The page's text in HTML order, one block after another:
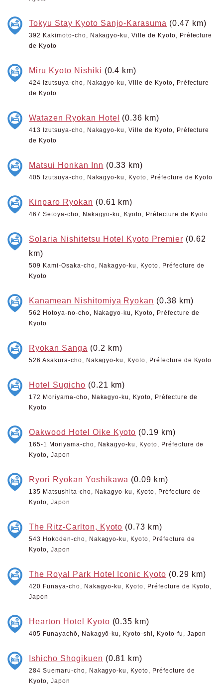
Tokyu Stay Kyoto Sanjo-Karasuma (0.47 km)
392 Kakimoto-cho, Nakagyo-ku, Ville de Kyoto, Préfecture
de Kyoto
Miru Kyoto Nishiki (0.4 km)
424 Izutsuya-cho, Nakagyo-ku, Ville de Kyoto, Préfecture
de Kyoto
Watazen Ryokan Hotel (0.36 km)
413 Izutsuya-cho, Nakagyo-ku, Ville de Kyoto, Préfecture
de Kyoto
Matsui Honkan Inn (0.33 km)
405 Izutsuya-cho, Nakagyo-ku, Kyoto, Préfecture de Kyoto
Kinparo Ryokan (0.61 km)
467 Setoya-cho, Nakagyo-ku, Kyoto, Préfecture de Kyoto
Solaria Nishitetsu Hotel Kyoto Premier (0.62
km)
509 Kami-Osaka-cho, Nakagyo-ku, Kyoto, Préfecture de
Kyoto
Kanamean Nishitomiya Ryokan (0.38 km)
562 Hotoya-no-cho, Nakagyo-ku, Kyoto, Préfecture de
Kyoto
Ryokan Sanga (0.2 km)
526 Asakura-cho, Nakagyo-ku, Kyoto, Préfecture de Kyoto
Hotel Sugicho (0.21 km)
172 Moriyama-cho, Nakagyo-ku, Kyoto, Préfecture de
Kyoto
Oakwood Hotel Oike Kyoto (0.19 km)
165-1 Moriyama-cho, Nakagyo-ku, Kyoto, Préfecture de
Kyoto, Japon
Ryori Ryokan Yoshikawa (0.09 km)
135 Matsushita-cho, Nakagyo-ku, Kyoto, Préfecture de
Kyoto, Japon
The Ritz-Carlton, Kyoto (0.73 km)
543 Hokoden-cho, Nakagyo-ku, Kyoto, Préfecture de
Kyoto, Japon
The Royal Park Hotel Iconic Kyoto (0.29 km)
420 Funaya-cho, Nakagyo-ku, Kyoto, Préfecture de Kyoto,
Japon
Hearton Hotel Kyoto (0.35 km)
405 Funayachō, Nakagyō-ku, Kyoto-shi, Kyoto-fu, Japon
Ishicho Shogikuen (0.81 km)
284 Suemaru-cho, Nakagyo-ku, Kyoto, Préfecture de
Kyoto, Japon